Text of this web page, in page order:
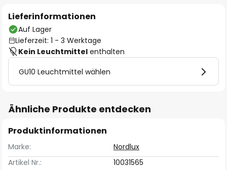
Lieferinformationen
Auf Lager
Lieferzeit: 1 - 3 Werktage
Kein Leuchtmittel enthalten
GU10 Leuchtmittel wählen
Ähnliche Produkte entdecken
Produktinformationen
Marke:
Nordlux
Artikel Nr.:
10031565